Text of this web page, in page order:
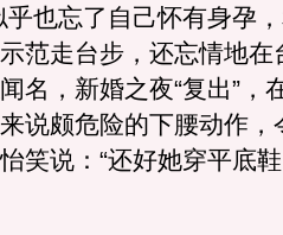
忘了自己怀有身孕，
范走台步，还忘情地在
名，新婚之夜“复出”，
说颇危险的下腰动作，
笑说：“还好她穿平底鞋